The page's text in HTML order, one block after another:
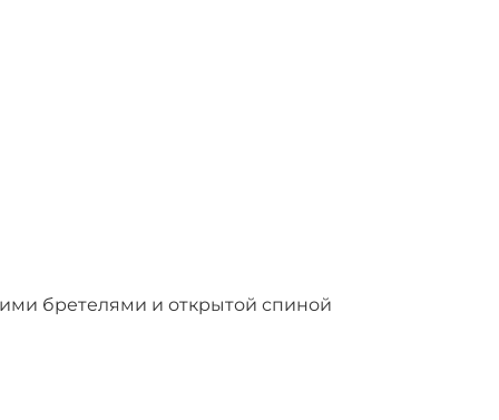
бретелями и открытой спиной